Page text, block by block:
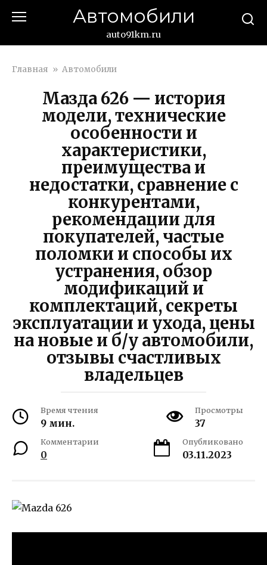
Автомобили
auto91km.ru
Главная » Автомобили
Мазда 626 — история
модели, технические
особенности и
характеристики,
преимущества и
недостатки, сравнение с
конкурентами,
рекомендации для
покупателей, частые
поломки и способы их
устранения, обзор
модификаций и
комплектаций, секреты
эксплуатации и ухода, цены
на новые и б/у автомобили,
отзывы счастливых
владельцев
Время чтения
9 мин.
Просмотры
37
Комментарии
0
Опубликовано
03.11.2023